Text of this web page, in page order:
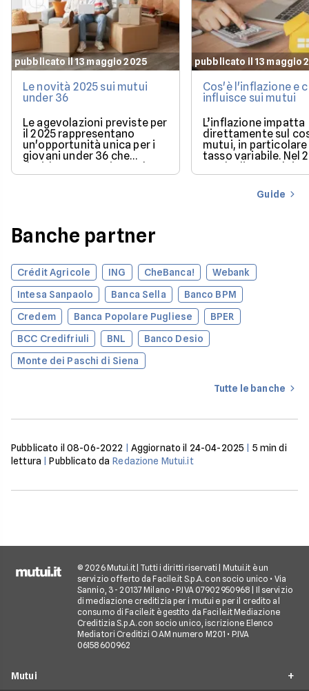
pubblicato il 13 maggio 2025
Le novità 2025 sui mutui
under 36
Le agevolazioni previste per
il 2025 rappresentano
un'opportunità unica per i
giovani under 36 che
desiderano acquistare la
loro prima casa.
pubblicato il 13 maggio
Cos'è l'inflazione e
influisce sui mutui
L’inflazione impatta
direttamente sul
mutui, in particolare
tasso variabile. Nel
con la discesa dei
il mercato offre
più favorevoli per
finanziareGuide
Banche partner
Crédit Agricole ING CheBanca!
Webank
Intesa Sanpaolo
Banca Sella
Banco BPM
Credem
Banca Popolare Pugliese
BPER
BCC Credifriuli
BNL
Banco Desio
Monte dei Paschi di Siena
Tutte le banche
Pubblicato il 08-06-2022 Aggiornato il 24-04-2025 5 min di
lettura |Pubblicato da Redazione Mutui.it
© 2026 Mutui.it | Tutti i diritti riservati | Mutui.it è un
servizio offerto da Facile.it S.p.A. con socio unico • Via
Sannio, 3 - 20137 Milano • P.IVA 07902950968 | Il servizio
di mediazione creditizia per i mutui e per il credito al
consumo di Facile.it è gestito da Facile.it Mediazione
Creditizia S.p.A. con socio unico, iscrizione Elenco
Mediatori Creditizi OAM numero M201 • P.IVA
06158600962
Mutui